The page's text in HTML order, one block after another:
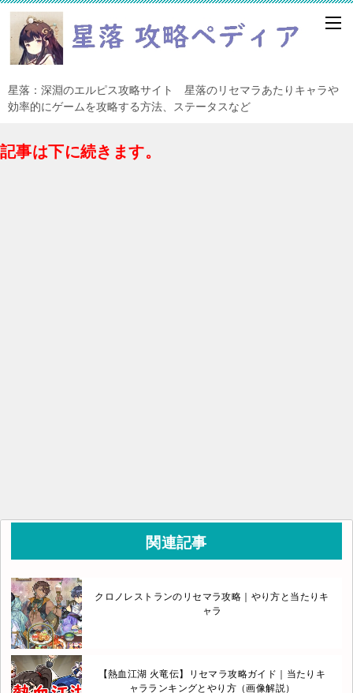
星落：深淵のエルピス攻略サイト 星落のリセマラあたりキャラや
効率的にゲームを攻略する方法、ステータスなど
記事は下に続きます。
関連記事
クロノレストランのリセマラ攻略｜やり方と当たりキ
ャラ
【熱血江湖 火竜伝】リセマラ攻略ガイド｜当たりキ
ャラランキングとやり方（画像解説）